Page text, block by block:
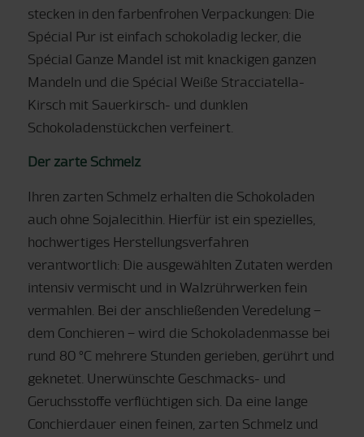
stecken in den farbenfrohen Verpackungen: Die
Spécial Pur ist einfach schokoladig lecker, die
Spécial Ganze Mandel ist mit knackigen ganzen
Mandeln und die Spécial Weiße Stracciatella-
Kirsch mit Sauerkirsch- und dunklen
Schokoladenstückchen verfeinert.
Der zarte Schmelz
Ihren zarten Schmelz erhalten die Schokoladen
auch ohne Sojalecithin. Hierfür ist ein spezielles,
hochwertiges Herstellungsverfahren
verantwortlich: Die ausgewählten Zutaten werden
intensiv vermischt und in Walzrührwerken fein
vermahlen. Bei der anschließenden Veredelung –
dem Conchieren – wird die Schokoladenmasse bei
rund 80 °C mehrere Stunden gerieben, gerührt und
geknetet. Unerwünschte Geschmacks- und
Geruchsstoffe verflüchtigen sich. Da eine lange
Conchierdauer einen feinen, zarten Schmelz und